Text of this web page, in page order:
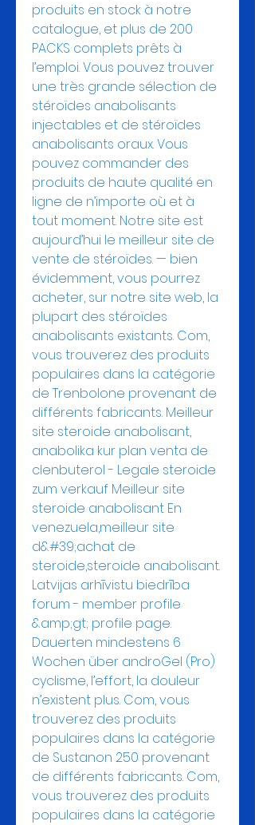
produits en stock à notre
catalogue, et plus de 200
PACKS complets prêts à
l’emploi. Vous pouvez trouver
une très grande sélection de
stéroïdes anabolisants
injectables et de stéroïdes
anabolisants oraux. Vous
pouvez commander des
produits de haute qualité en
ligne de n’importe où et à
tout moment. Notre site est
aujourd’hui le meilleur site de
vente de stéroïdes. — bien
évidemment, vous pourrez
acheter, sur notre site web, la
plupart des stéroïdes
anabolisants existants. Com,
vous trouverez des produits
populaires dans la catégorie
de Trenbolone provenant de
différents fabricants. Meilleur
site steroide anabolisant,
anabolika kur plan venta de
clenbuterol - Legale steroide
zum verkauf Meilleur site
steroide anabolisant En
venezuela,meilleur site
d&#39;achat de
steroide,steroide anabolisant.
Latvijas arhīvistu biedrība
forum - member profile
&amp;gt; profile page.
Dauerten mindestens 6
Wochen über androGel (Pro)
cyclisme, l’effort, la douleur
n’existent plus. Com, vous
trouverez des produits
populaires dans la catégorie
de Sustanon 250 provenant
de différents fabricants. Com,
vous trouverez des produits
populaires dans la catégorie